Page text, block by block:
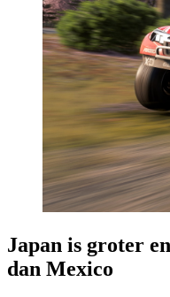
Japan is groter
dan Mexico